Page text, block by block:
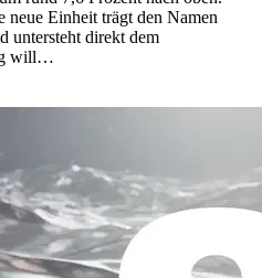
Einheit trägt den Namen
untersteht direkt dem
will…